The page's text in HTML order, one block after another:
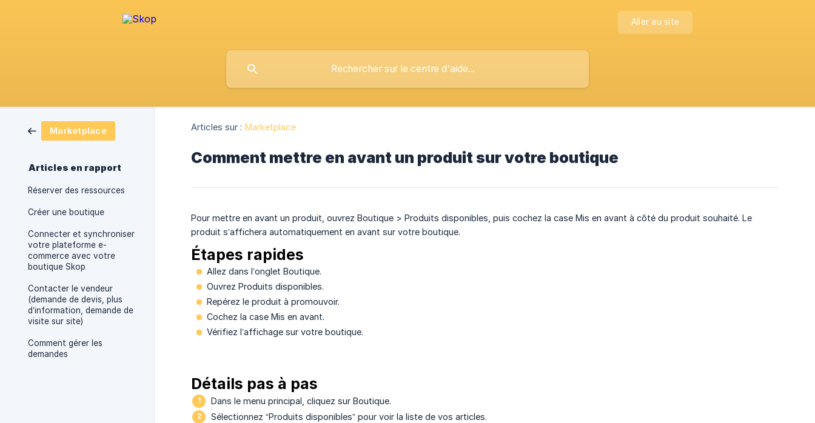
Aller au site
Marketplace
Articles en rapport
Réserver des ressources
Créer une boutique
Connecter et synchroniser
votre plateforme e-
commerce avec votre
boutique Skop
Contacter le vendeur
(demande de devis, plus
d’information, demande de
visite sur site)
Comment gérer les
demandes
Articles sur : Marketplace
Comment mettre en avant un produit sur votre boutique
Pour mettre en avant un produit, ouvrez Boutique > Produits disponibles, puis cochez la case Mis en avant à côté du produit souhaité. Le
produit s’affichera automatiquement en avant sur votre boutique.
Étapes rapides
Allez dans l’onglet Boutique.
Ouvrez Produits disponibles.
Repérez le produit à promouvoir.
Cochez la case Mis en avant.
Vérifiez l’affichage sur votre boutique.
Détails pas à pas
Dans le menu principal, cliquez sur Boutique.
Sélectionnez “Produits disponibles” pour voir la liste de vos articles.